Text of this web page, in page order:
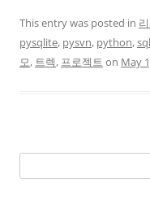
This entry was posted in
pysqlite, pysvn, python,
모, 트렉, 프로젝트 on May
for: